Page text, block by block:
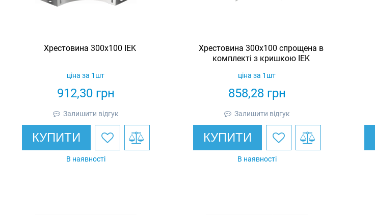
Хрестовина 300х100 IEK
912,30грн
ціна за 1шт
Залишити відгук
КУПИТИ
В наявності
Хрестовина 300х100 спрощена в
комплекті з кришкою IEK
858,28грн
ціна за 1шт
Залишити відгук
КУПИТИ
В наявності